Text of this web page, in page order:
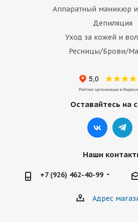
Аппаратный маникюр
Депиляция
Уход за кожей и
Ресницы/Брови/
Оставайтесь на
Наши
+7 (926) 462-40-99
Адрес